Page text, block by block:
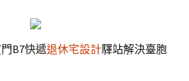
B7快遞退休宅設計驛站解決臺胞